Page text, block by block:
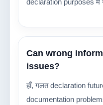
declaration purposes में
Can wrong
issues?
हाँ, गलत declaration
documentation